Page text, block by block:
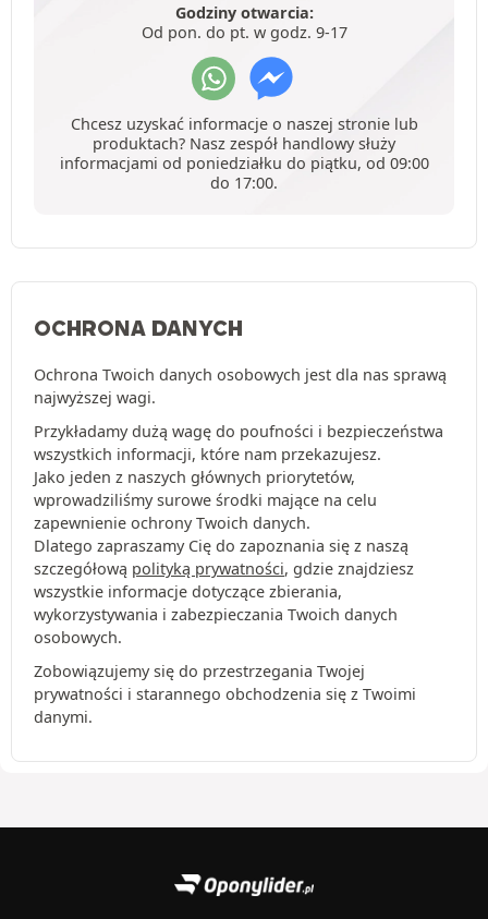
Godziny otwarcia:
Od pon. do pt. w godz. 9-17
Chcesz uzyskać informacje o naszej stronie lub
produktach? Nasz zespół handlowy służy
informacjami od poniedziałku do piątku, od 09:00
do 17:00.
OCHRONA DANYCH
Ochrona Twoich danych osobowych jest dla nas sprawą
najwyższej wagi.
Przykładamy dużą wagę do poufności i bezpieczeństwa
wszystkich informacji, które nam przekazujesz.
Jako jeden z naszych głównych priorytetów,
wprowadziliśmy surowe środki mające na celu
zapewnienie ochrony Twoich danych.
Dlatego zapraszamy Cię do zapoznania się z naszą
szczegółową polityką prywatności, gdzie znajdziesz
wszystkie informacje dotyczące zbierania,
wykorzystywania i zabezpieczania Twoich danych
osobowych.
Zobowiązujemy się do przestrzegania Twojej
prywatności i starannego obchodzenia się z Twoimi
danymi.